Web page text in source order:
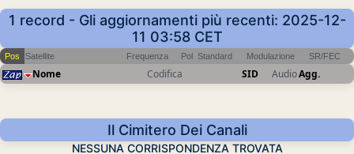
1 record - Gli aggiornamenti più recenti: 2025-12-
11 03:58 CET
Pos Satellite Frequenza Pol Standard Modulazione SR/FEC
Nome Codifica SID AudioAgg.
Il Cimitero Dei Canali
NESSUNA CORRISPONDENZA TROVATA